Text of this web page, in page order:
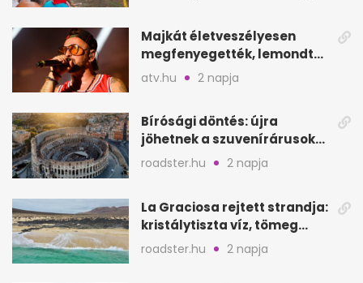
Majkát életveszélyesen
megfenyegették, lemondta
a sepsiszentgyörgyi
atv.hu 2 napja
Bírósági döntés: újra
jöhetnek a szuvenírárusok
Európa ikonikus helyére
roadster.hu 2 napja
La Graciosa rejtett strandja:
kristálytiszta víz, tömeg
nélkül
roadster.hu 2 napja